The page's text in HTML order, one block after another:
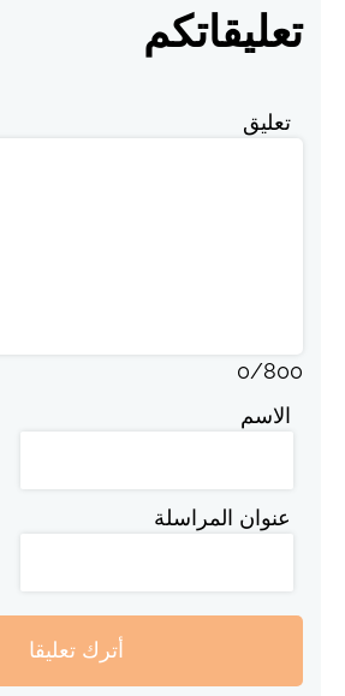
تعليقاتكم
تعليق
0/800
الاسم
عنوان المراسلة
أترك تعليقا